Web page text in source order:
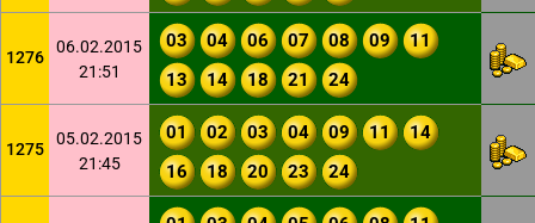
1276
06.02.2015
21:51
03 04 06 07 08 09
11
13
14 18 21 24
1275
05.02.2015
21:45
01 02 03 04 09 11
14
16
18 20 23 24